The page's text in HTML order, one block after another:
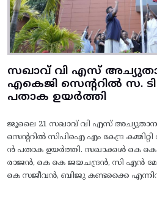
സഖാവ് വി എസ്
എകെജി സെന്ററിൽ സ.
പതാക ഉയർത്തി
ജൂലൈ 21 സഖാവ് വി എസ്
സെന്ററിൽ സിപിഐ എം കേന്ദ്ര
ൻ പതാക ഉയർത്തി. സഖാക്കൾ കെ കെ
രാജൻ, കെ കെ ജയചന്ദ്രൻ, സി എൻ
കെ സജീവൻ, ബിജു കണ്ടക്കൈ